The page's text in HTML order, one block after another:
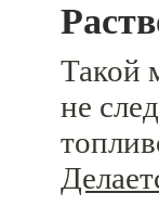
Такой
не